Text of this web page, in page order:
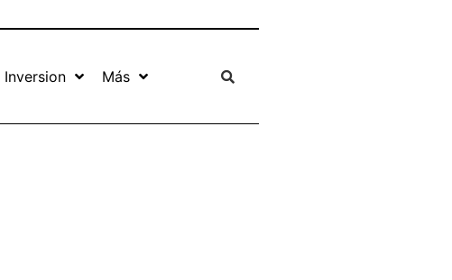
Inversion Más